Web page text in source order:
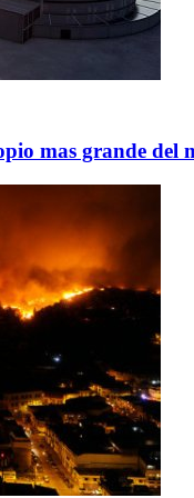
mas grande del